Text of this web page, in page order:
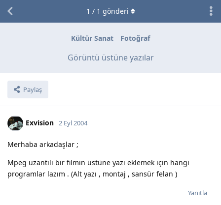
Kültür Sanat Fotoğraf
Görüntü üstüne yazılar
Paylaş
1 / 1 gönderi
Exvision 2 Eyl 2004
Merhaba arkadaşlar ;
Mpeg uzantılı bir filmin üstüne yazı eklemek için hangi
programlar lazım . (Alt yazı , montaj , sansür felan )
Yanıtla